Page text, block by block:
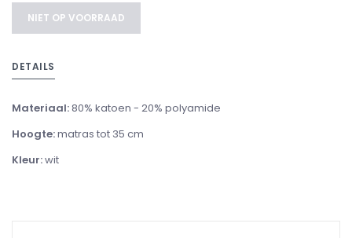
NIET OP VOORRAAD
DETAILS
Materiaal:80% katoen - 20% polyamide
Hoogte:matras tot 35 cm
Kleur:wit